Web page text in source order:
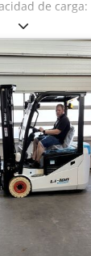
de carga:
, ascensor libre:
combustible:
, tamaño del
, tamaño del
19.300 kg,
T Aus